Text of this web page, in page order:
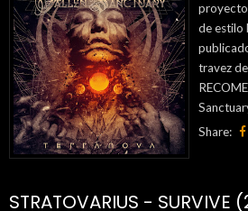
proyecto
de estilo
travez
Share:
STRATOVARIUS - SURVIVE